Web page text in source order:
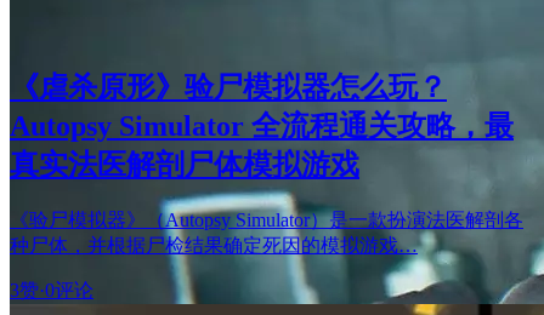
《虐杀原形》验尸模拟器怎么玩？
Autopsy Simulator 全流程通关攻略，最
真实法医解剖尸体模拟游戏
《验尸模拟器》（Autopsy Simulator）是一款扮演法医解剖各
种尸体，并根据尸检结果确定死因的模拟游戏…
3赞·0评论